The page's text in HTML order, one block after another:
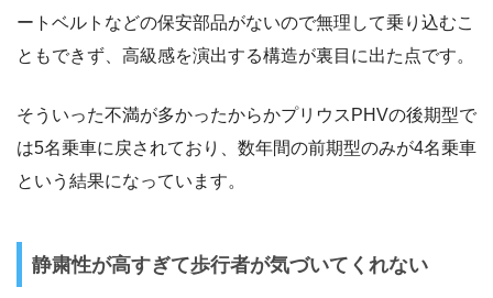
ートベルトなどの保安部品がないので無理して乗り込むこ
ともできず、高級感を演出する構造が裏目に出た点です。
そういった不満が多かったからかプリウスPHVの後期型で
は5名乗車に戻されており、数年間の前期型のみが4名乗車
という結果になっています。
静粛性が高すぎて歩行者が気づいてくれない